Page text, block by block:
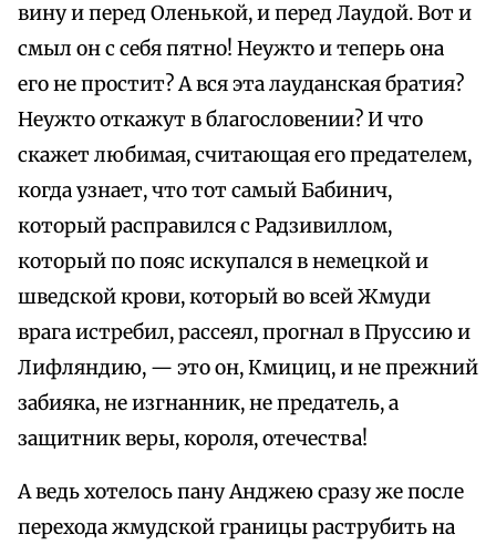
вину и перед Оленькой, и перед Лаудой. Вот и
смыл он с себя пятно! Неужто и теперь она
его не простит? А вся эта лауданская братия?
Неужто откажут в благословении? И что
скажет любимая, считающая его предателем,
когда узнает, что тот самый Бабинич,
который расправился с Радзивиллом,
который по пояс искупался в немецкой и
шведской крови, который во всей Жмуди
врага истребил, рассеял, прогнал в Пруссию и
Лифляндию, — это он, Кмициц, и не прежний
забияка, не изгнанник, не предатель, а
защитник веры, короля, отечества!
А ведь хотелось пану Анджею сразу же после
перехода жмудской границы раструбить на